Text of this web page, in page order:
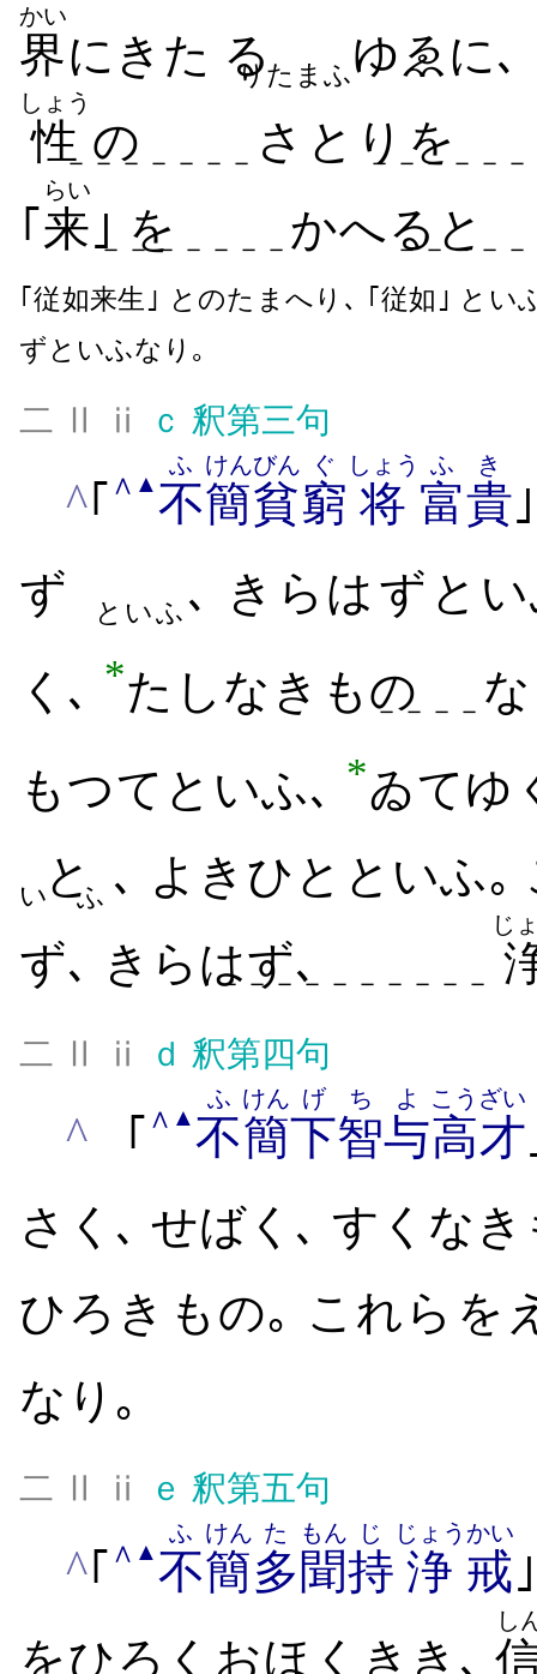
界
かい
に​きた るりたまふゆゑに､
性
しょう
の
－－－－－－－ さとり​を
－－－－－
｢ 来
らい
｣ を
－－－－－－－ かへると
－－－－
｢従如来生｣ とのたまへり､ ｢従如｣ と
ずといふなり｡
二 Ⅱ ⅱ ｃ 釈第三句
^｢ ∧ ▲不
ふ
簡
けん
貧
びん
窮
ぐ
将
しょう
富貴
ふき
ずといふ ､ きらは​ず​と
く､ *たしなき​もの－－－－
もつて​といふ､ *ゐて​ゆ
いと
ふ ､ よき​ひと​といふ
ず､ きらはず､－－－－－－－－－－
じ
二 Ⅱ ⅱ ｄ 釈第四句
^ ｢ ∧ ▲ 不
ふ
簡
けん
下智
げち
与
よ
高才
こうざい
さく､ せばく､ すくな
ひろき​もの｡ これら​を​
なり｡
二 Ⅱ ⅱ ｅ 釈第五句
^｢ ∧ ▲ 不
ふ
簡
けん
多
た
聞
もん
持
じ
浄
じょう
戒
かい
を​ひろく​おほく​きき､
し